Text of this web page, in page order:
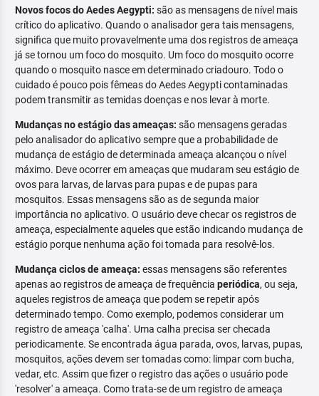
Novos focos do Aedes Aegypti: são as mensagens de nível mais
crítico do aplicativo. Quando o analisador gera tais mensagens,
significa que muito provavelmente uma dos registros de ameaça
já se tornou um foco do mosquito. Um foco do mosquito ocorre
quando o mosquito nasce em determinado criadouro. Todo o
cuidado é pouco pois fêmeas do Aedes Aegypti contaminadas
podem transmitir as temidas doenças e nos levar à morte.
Mudanças no estágio das ameaças: são mensagens geradas
pelo analisador do aplicativo sempre que a probabilidade de
mudança de estágio de determinada ameaça alcançou o nível
máximo. Deve ocorrer em ameaças que mudaram seu estágio de
ovos para larvas, de larvas para pupas e de pupas para
mosquitos. Essas mensagens são as de segunda maior
importância no aplicativo. O usuário deve checar os registros de
ameaça, especialmente aqueles que estão indicando mudança de
estágio porque nenhuma ação foi tomada para resolvê-los.
Mudança ciclos de ameaça: essas mensagens são referentes
apenas ao registros de ameaça de frequência periódica, ou seja,
aqueles registros de ameaça que podem se repetir após
determinado tempo. Como exemplo, podemos considerar um
registro de ameaça 'calha'. Uma calha precisa ser checada
periodicamente. Se encontrada água parada, ovos, larvas, pupas,
mosquitos, ações devem ser tomadas como: limpar com bucha,
vedar, etc. Assim que fizer o registro das ações o usuário pode
'resolver' a ameaça. Como trata-se de um registro de ameaça